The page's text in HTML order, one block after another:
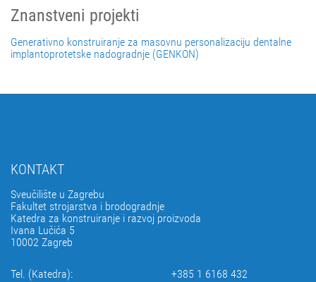
Znanstveni projekti
Generativno konstruiranje za masovnu personalizaciju dentalne
implantoprotetske nadogradnje (GENKON)
KONTAKT
Sveučilište u Zagrebu
Fakultet strojarstva i brodogradnje
Katedra za konstruiranje i razvoj proizvoda
Ivana Lučića 5
10002 Zagreb
Tel. (Katedra):
+385 1 6168 432